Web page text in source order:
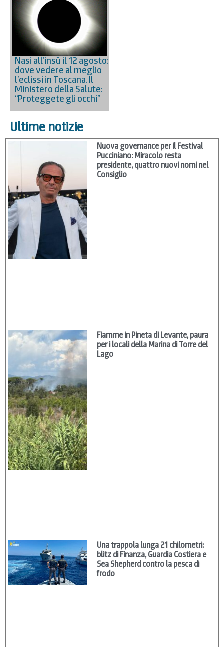
Nasi all’insù il 12 agosto:
dove vedere al meglio
l’eclissi in Toscana. Il
Ministero della Salute:
“Proteggete gli occhi”
Ultime notizie
Nuova governance per il Festival
Pucciniano: Miracolo resta
presidente, quattro nuovi nomi nel
Consiglio
Fiamme in Pineta di Levante, paura
per i locali della Marina di Torre del
Lago
Una trappola lunga 21 chilometri:
blitz di Finanza, Guardia Costiera e
Sea Shepherd contro la pesca di
frodo